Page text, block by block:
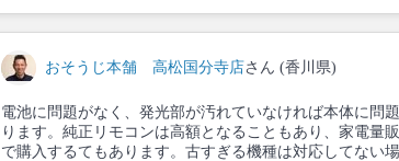
おそうじ本舗 高松国分寺店さん (香川県)
電池に問題がなく、発光部が汚れていなければ本体に問
ります。純正リモコンは高額となることもあり、家電量
で購入するてもあります。古すぎる機種は対応してない